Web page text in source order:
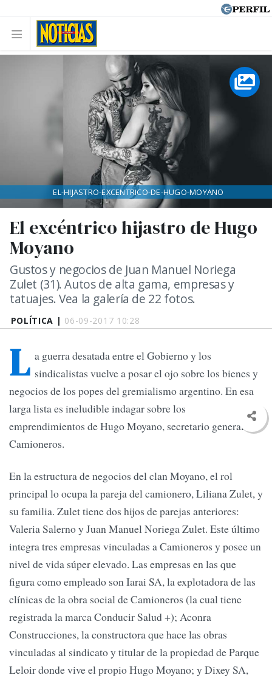
POLÍTICA | 06-09-2017 10:28
El excéntrico hijastro de Hugo
Moyano
Gustos y negocios de Juan Manuel Noriega
Zulet (31). Autos de alta gama, empresas y
tatuajes. Vea la galería de 22 fotos.
EL-HIJASTRO-EXCENTRICO-DE-HUGO-MOYANO
L a guerra desatada entre el Gobierno y los
sindicalistas vuelve a posar el ojo sobre los bienes y
negocios de los popes del gremialismo argentino. En esa
larga lista es ineludible indagar sobre los
emprendimientos de Hugo Moyano, secretario general de
Camioneros.
En la estructura de negocios del clan Moyano, el rol
principal lo ocupa la pareja del camionero, Liliana Zulet, y
su familia. Zulet tiene dos hijos de parejas anteriores:
Valeria Salerno y Juan Manuel Noriega Zulet. Este último
integra tres empresas vinculadas a Camioneros y posee un
nivel de vida súper elevado. Las empresas en las que
figura como empleado son Iarai SA, la explotadora de las
clínicas de la obra social de Camioneros (la cual tiene
registrada la marca Conducir Salud +); Aconra
Construcciones, la constructora que hace las obras
vinculadas al sindicato y titular de la propiedad de Parque
Leloir donde vive el propio Hugo Moyano; y Dixey SA,